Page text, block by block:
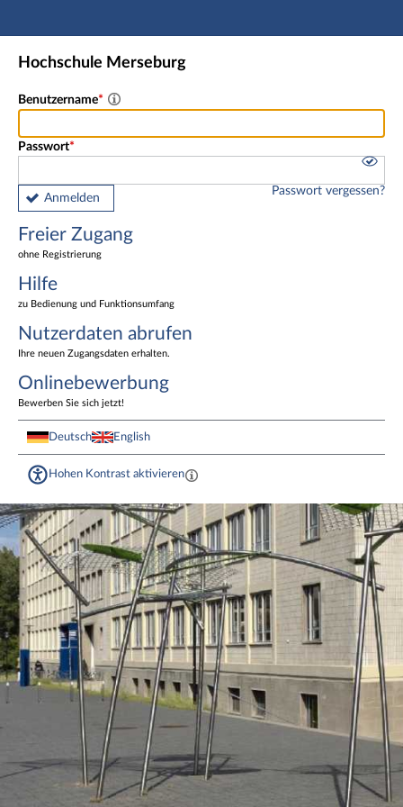
Hauptnavigation
Freier Zugang
Nutzerdaten abrufen
Fußzeile
Hochschule Merseburg
Benutzername
Passwort
Anmelden
Passwort vergessen?
Freier Zugang
ohne Registrierung
Hilfe
zu Bedienung und Funktionsumfang
Nutzerdaten abrufen
Ihre neuen Zugangsdaten erhalten.
Onlinebewerbung
Bewerben Sie sich jetzt!
Deutsch English
Hohen Kontrast aktivieren